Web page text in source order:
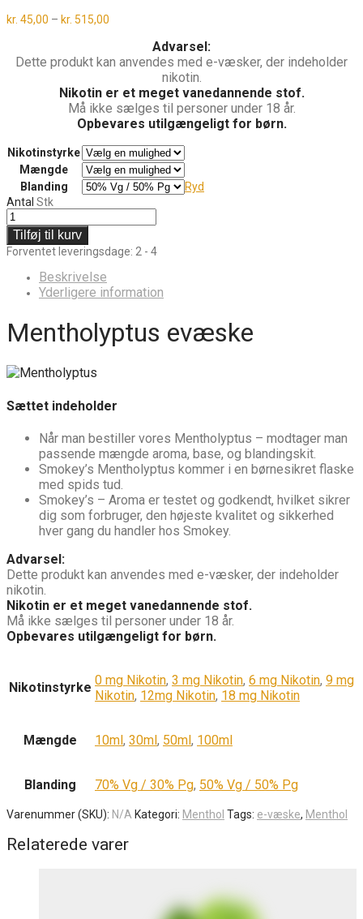
kr. 45,00 – kr. 515,00
kr. 515,00
Advarsel:
Dette produkt kan anvendes med e-væsker, der indeholder
nikotin.
Nikotin er et meget vanedannende stof.
Må ikke sælges til personer under 18 år.
Opbevares utilgængeligt for børn.
Nikotinstyrke
Mængde
Blanding
Ryd
Antal Stk
Tilføj til kurv
Forventet leveringsdage: 2 - 4
Beskrivelse
Yderligere information
Mentholyptus evæske
Sættet indeholder
Når man bestiller vores Mentholyptus – modtager man
passende mængde aroma, base, og blandingskit.
Smokey’s Mentholyptus kommer i en børnesikret flaske
med spids tud.
Smokey’s – Aroma er testet og godkendt, hvilket sikrer
dig som forbruger, den højeste kvalitet og sikkerhed
hver gang du handler hos Smokey.
Advarsel:
Dette produkt kan anvendes med e-væsker, der indeholder
nikotin.
Nikotin er et meget vanedannende stof.
Må ikke sælges til personer under 18 år.
Opbevares utilgængeligt for børn.
Nikotinstyrke 0 mg Nikotin, 3 mg Nikotin, 6 mg Nikotin, 9 mg
Nikotin, 12mg Nikotin, 18 mg Nikotin
Mængde 10ml, 30ml, 50ml, 100ml
Blanding 70% Vg / 30% Pg, 50% Vg / 50% Pg
Varenummer (SKU): N/A Kategori: Menthol Tags: e-væske, Menthol
Relaterede varer